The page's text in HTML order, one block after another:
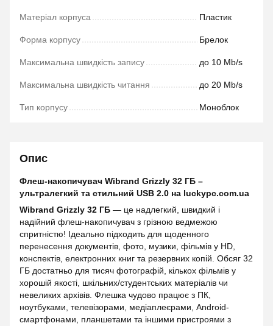
Матеріал корпуса Пластик
Форма корпусу Брелок
Максимальна швидкість запису до 10 Mb/s
Максимальна швидкість читання до 20 Mb/s
Тип корпусу Моноблок
Опис
Флеш-накопичувач Wibrand Grizzly 32 ГБ –
ультралегкий та стильний USB 2.0 на luckypc.com.ua
Wibrand Grizzly 32 ГБ — це надлегкий, швидкий і
надійний флеш-накопичувач з грізною ведмежою
спритністю! Ідеально підходить для щоденного
перенесення документів, фото, музики, фільмів у HD,
конспектів, електронних книг та резервних копій. Обсяг 32
ГБ достатньо для тисяч фотографій, кількох фільмів у
хорошій якості, шкільних/студентських матеріалів чи
невеликих архівів. Флешка чудово працює з ПК,
ноутбуками, телевізорами, медіаплеєрами, Android-
смартфонами, планшетами та іншими пристроями з